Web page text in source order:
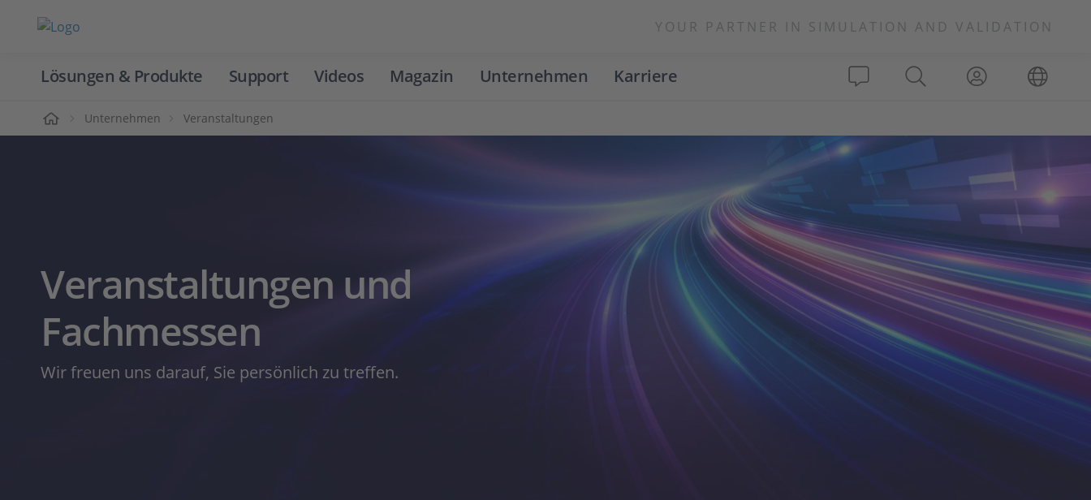
YOUR PARTNER IN SIMULATION AND VALIDATION
Lösungen & Produkte Support Videos Magazin Unternehmen Karriere
Unternehmen Veranstaltungen
Veranstaltungen und
Fachmessen
Wir freuen uns darauf, Sie persönlich zu treffen.